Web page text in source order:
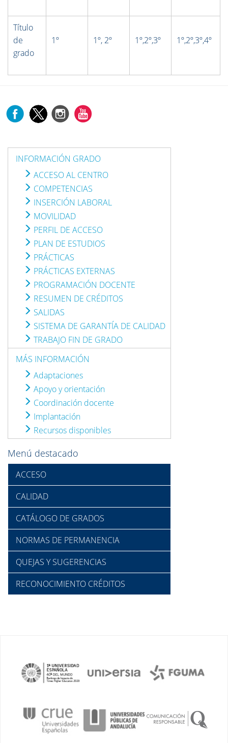
Título
de
grado
1º 1º, 2º 1º,2º,3º 1º,2º,3º,4º
INFORMACIÓN GRADO
ACCESO AL CENTRO
COMPETENCIAS
INSERCIÓN LABORAL
MOVILIDAD
PERFIL DE ACCESO
PLAN DE ESTUDIOS
PRÁCTICAS
PRÁCTICAS EXTERNAS
PROGRAMACIÓN DOCENTE
RESUMEN DE CRÉDITOS
SALIDAS
SISTEMA DE GARANTÍA DE CALIDAD
TRABAJO FIN DE GRADO
MÁS INFORMACIÓN
Adaptaciones
Apoyo y orientación
Coordinación docente
Implantación
Recursos disponibles
Menú destacado
ACCESO
CALIDAD
CATÁLOGO DE GRADOS
NORMAS DE PERMANENCIA
QUEJAS Y SUGERENCIAS
RECONOCIMIENTO CRÉDITOS